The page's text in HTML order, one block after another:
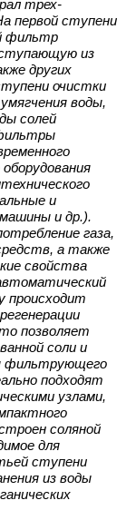
трех-
первой ступени
фильтр
из
других
очистки
воды,
солей
и
и др.).
газа,
а также
свойства
происходит
позволяет
соли и
фильтрующего
подходят
узлами,
соляной
для
ступени
из воды